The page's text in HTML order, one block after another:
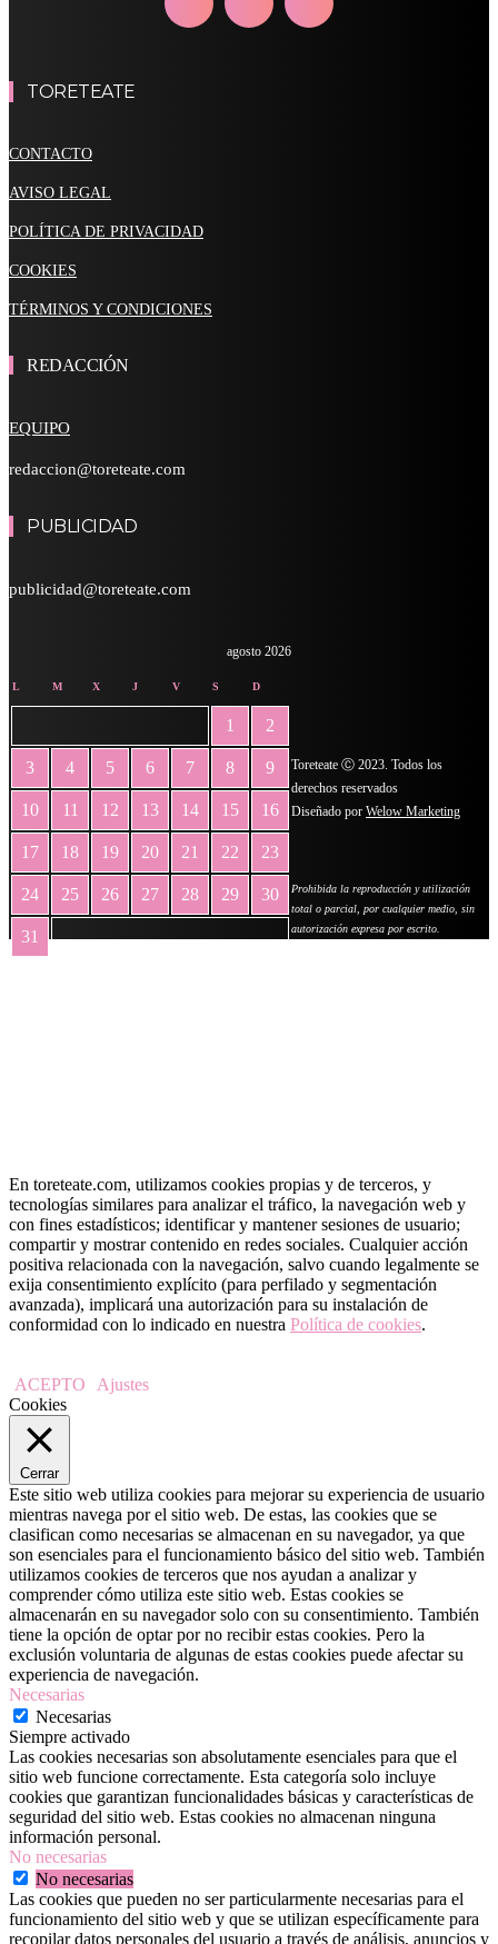
TORETEATE
CONTACTO
AVISO LEGAL
POLÍTICA DE PRIVACIDAD
COOKIES
TÉRMINOS Y CONDICIONES
REDACCIÓN
EQUIPO
redaccion@toreteate.com
PUBLICIDAD
publicidad@toreteate.com
agosto 2026
L M X J V S D
1 2
3 4 5 6 7 8 9
10 11 12 13 14 15 16
17 18 19 20 21 22 23
24 25 26 27 28 29 30
31
Toreteate Ⓒ 2023. Todos los
derechos reservados
Diseñado por Welow Marketing
Prohibida la reproducción y utilización
total o parcial, por cualquier medio, sin
autorización expresa por escrito.
En toreteate.com, utilizamos cookies propias y de terceros, y
tecnologías similares para analizar el tráfico, la navegación web y
con fines estadísticos; identificar y mantener sesiones de usuario;
compartir y mostrar contenido en redes sociales. Cualquier acción
positiva relacionada con la navegación, salvo cuando legalmente se
exija consentimiento explícito (para perfilado y segmentación
avanzada), implicará una autorización para su instalación de
conformidad con lo indicado en nuestra Política de cookies.
ACEPTO
Ajustes
Cookies
Cerrar
Este sitio web utiliza cookies para mejorar su experiencia de usuario
mientras navega por el sitio web. De estas, las cookies que se
clasifican como necesarias se almacenan en su navegador, ya que
son esenciales para el funcionamiento básico del sitio web. También
utilizamos cookies de terceros que nos ayudan a analizar y
comprender cómo utiliza este sitio web. Estas cookies se
almacenarán en su navegador solo con su consentimiento. También
tiene la opción de optar por no recibir estas cookies. Pero la
exclusión voluntaria de algunas de estas cookies puede afectar su
experiencia de navegación.
Necesarias
Necesarias
Siempre activado
Las cookies necesarias son absolutamente esenciales para que el
sitio web funcione correctamente. Esta categoría solo incluye
cookies que garantizan funcionalidades básicas y características de
seguridad del sitio web. Estas cookies no almacenan ninguna
información personal.
No necesarias
No necesarias
Las cookies que pueden no ser particularmente necesarias para el
funcionamiento del sitio web y que se utilizan específicamente para
recopilar datos personales del usuario a través de análisis, anuncios y